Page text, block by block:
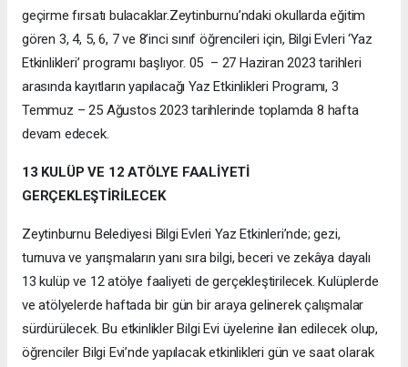
geçirme fırsatı bulacaklar.Zeytinburnu’ndaki okullarda eğitim
gören 3, 4, 5, 6, 7 ve 8’inci sınıf öğrencileri için, Bilgi Evleri ‘Yaz
Etkinlikleri’ programı başlıyor. 05 – 27 Haziran 2023 tarihleri
arasında kayıtların yapılacağı Yaz Etkinlikleri Programı, 3
Temmuz – 25 Ağustos 2023 tarihlerinde toplamda 8 hafta
devam edecek.
13 KULÜP VE 12 ATÖLYE FAALİYETİ
GERÇEKLEŞTİRİLECEK
Zeytinburnu Belediyesi Bilgi Evleri Yaz Etkinleri’nde; gezi,
turnuva ve yarışmaların yanı sıra bilgi, beceri ve zekâya dayalı
13 kulüp ve 12 atölye faaliyeti de gerçekleştirilecek. Kulüplerde
ve atölyelerde haftada bir gün bir araya gelinerek çalışmalar
sürdürülecek. Bu etkinlikler Bilgi Evi üyelerine ilan edilecek olup,
öğrenciler Bilgi Evi’nde yapılacak etkinlikleri gün ve saat olarak